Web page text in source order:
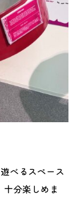
べるスペース
分楽しめま